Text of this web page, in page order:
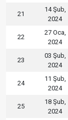
21
14 Şub,
2024
22
27 Oca,
2024
23
03 Şub,
2024
24
11 Şub,
2024
25
18 Şub,
2024